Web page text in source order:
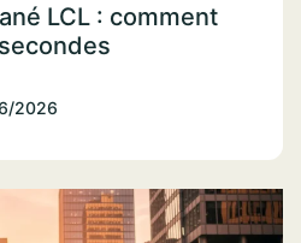
LCL : comment
2026